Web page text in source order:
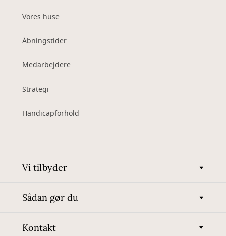
Vores huse
Åbningstider
Medarbejdere
Strategi
Handicapforhold
Vi tilbyder
Sådan gør du
Kontakt